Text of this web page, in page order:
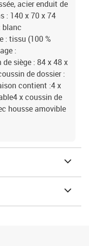
acier enduit de
: 140 x 70 x 74
blanc
: tissu (100 %
:
siège : 84 x 48 x
de dossier :
contient :4 x
x coussin de
housse amovible